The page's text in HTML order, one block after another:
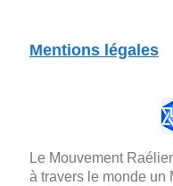
Mentions légales
Le Mouvement
à travers le monde un